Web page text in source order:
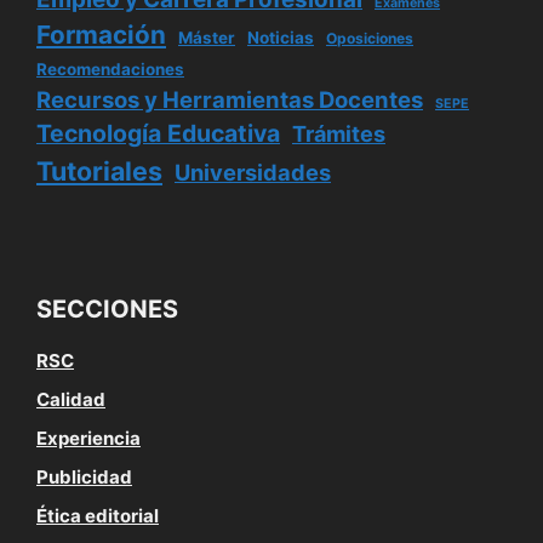
Exámenes
Formación Máster Noticias Oposiciones
Recomendaciones
Recursos y Herramientas Docentes SEPE
Tecnología Educativa Trámites
Tutoriales Universidades
SECCIONES
RSC
Calidad
Experiencia
Publicidad
Ética editorial